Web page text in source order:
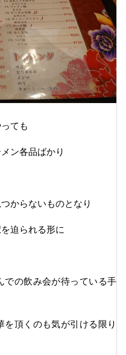
ても
ン各品ばかり
からないものとなり
迫られる形に
での飲み会が待っている手
を頂くのも気が引ける限り